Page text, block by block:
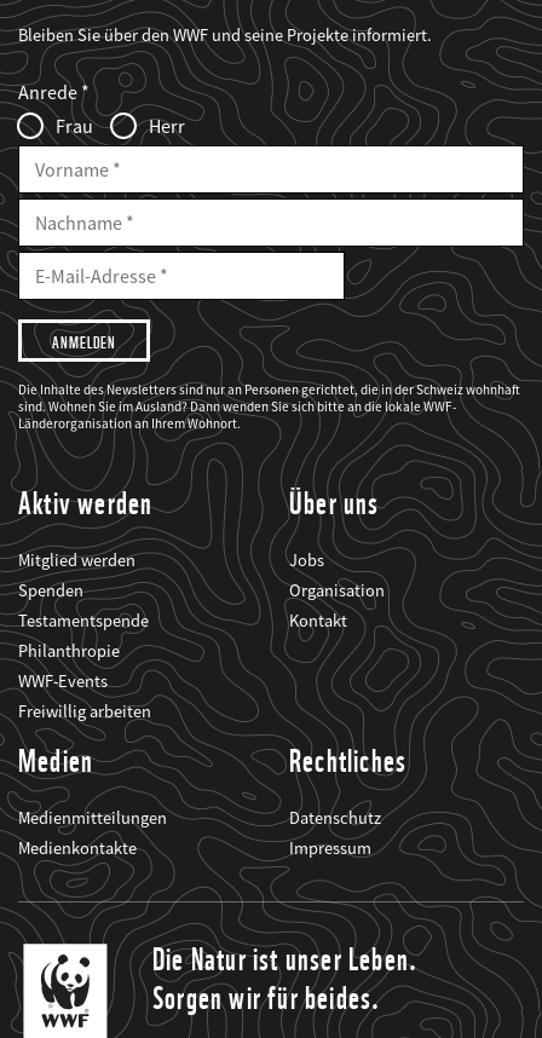
Bleiben Sie über den WWF und seine Projekte informiert.
Web2Case
Infofelder
Fieldset
anrede_name
Anrede
Frau
Herr
Vorname
Nachname
E-
Mailadresse
E-
Adresse
Ich
möchte,
dass
der
WWF
mich
über
seine
Projekte
informiert.
Die Inhalte des Newsletters sind nur an Personen gerichtet, die in der Schweiz wohnhaft
sind. Wohnen Sie im Ausland? Dann wenden Sie sich bitte an die lokale WWF-
Länderorganisation an Ihrem Wohnort.
Aktiv werden
Mitglied werden
Spenden
Testamentspende
Philanthropie
WWF-Events
Freiwillig arbeiten
Über uns
Jobs
Organisation
Kontakt
Medien
Medienmitteilungen
Medienkontakte
Rechtliches
Datenschutz
Impressum
Die Natur ist unser Leben.
Sorgen wir für beides.